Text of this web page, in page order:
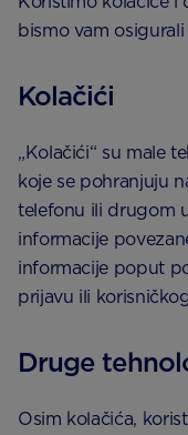
bismo vam
Kolačići
„Kolačići“ su male
koje se pohranjuju
telefonu ili drugom
informacije
informacije poput
prijavu ili
Druge
Osim kolačića,